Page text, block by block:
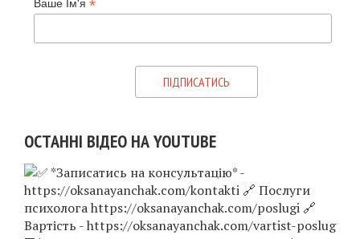
Ваше Ім'я *
ОСТАННІ ВІДЕО НА YOUTUBE